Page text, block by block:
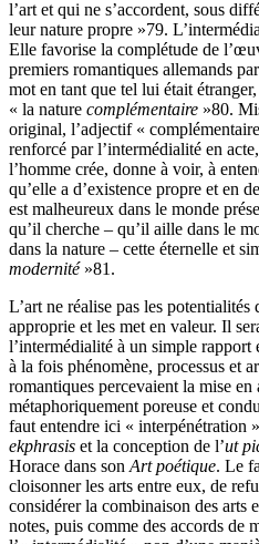
l’art et qui ne s’accordent, sous
leur nature propre »79.
Elle favorise la complétude de
premiers romantiques allemands
mot en tant que tel lui était
« la nature complémentaire »80.
original, l’adjectif «
renforcé par l’intermédialité en
l’homme crée, donne à voir, à
qu’elle a d’existence propre et en
est malheureux dans le monde
qu’il cherche – qu’il aille dans le
dans la nature – cette éternelle et
modernité»81 .
L’art ne réalise pas les potentialités
approprie et les met en valeur. Il
l’intermédialité à un simple rapport
à la fois phénomène, processus et
romantiques percevaient la mise
métaphoriquement poreuse et
faut entendre ici « interpénétration
ekphrasis et la conception de l’ut
Horace dans son Art poétique. Le
cloisonner les arts entre eux, de
considérer la combinaison des arts
notes, puis comme des accords de